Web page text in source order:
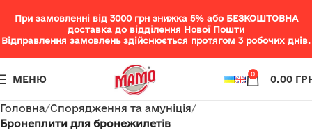
При замовленні від 3000 грн знижка 5% або БЕЗКОШТОВНА
доставка до відділення Нової Пошти
Відправлення замовлень здійснюється протягом 3 робочих днів.
МЕНЮ 0 0.00
Головна Спорядження та амуніція
Бронеплити для бронежилетів